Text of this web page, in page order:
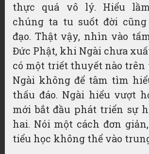
thực quá vô lý. Hiểu
chúng ta tu suốt đời
đạo. Thật vậy, nhìn vào
Đức Phật, khi Ngài chưa
có một triết thuyết nào trên
Ngài không để tâm tìm
thấu đáo. Ngài hiểu vượt
mới bắt đầu phát triển sự
hai. Nói một cách đơn
tiểu học không thể vào